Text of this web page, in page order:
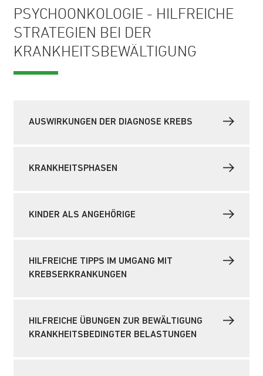
PSYCHOONKOLOGIE - HILFREICHE
STRATEGIEN BEI DER
KRANKHEITSBEWÄLTIGUNG
AUSWIRKUNGEN DER DIAGNOSE KREBS
KRANKHEITSPHASEN
KINDER ALS ANGEHÖRIGE
HILFREICHE TIPPS IM UMGANG MIT
KREBSERKRANKUNGEN
HILFREICHE ÜBUNGEN ZUR BEWÄLTIGUNG
KRANKHEITSBEDINGTER BELASTUNGEN